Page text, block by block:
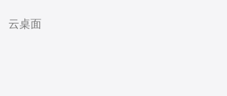
云桌面